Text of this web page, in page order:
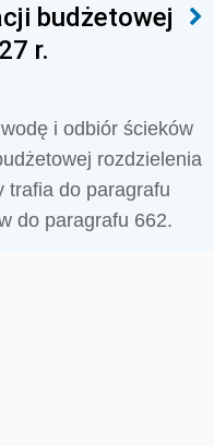
budżetowej
r.
i odbiór ścieków
rozdzielenia
trafia do paragrafu
do paragrafu 662.